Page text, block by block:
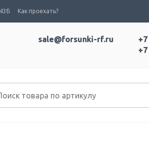
Как проехать?
sale@forsunki-rf.ru